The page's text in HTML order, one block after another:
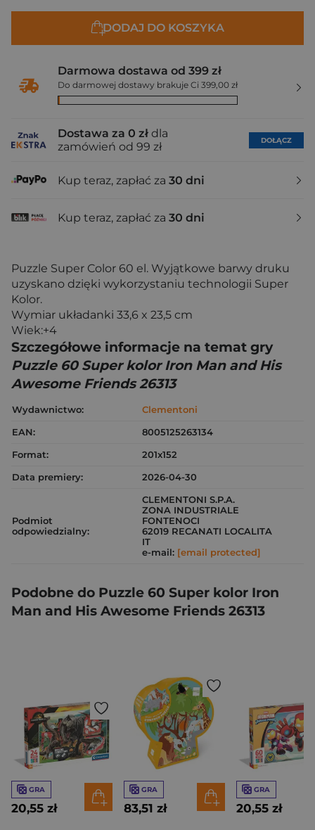
DODAJ DO KOSZYKA
Darmowa dostawa od 399 zł
Do darmowej dostawy brakuje Ci 399,00 zł
Dostawa za 0 zł dla
zamówień od 99 zł
DOŁĄCZ
Kup teraz, zapłać za 30 dni
Kup teraz, zapłać za 30 dni
Puzzle Super Color 60 el. Wyjątkowe barwy druku
uzyskano dzięki wykorzystaniu technologii Super
Kolor.
Wymiar układanki 33,6 x 23,5 cm
Wiek:+4
Szczegółowe informacje na temat gry
Puzzle 60 Super kolor Iron Man and His
Awesome Friends 26313
Wydawnictwo:
Clementoni
EAN:
8005125263134
Format:
201x152
Data premiery:
2026-04-30
Podmiot
odpowiedzialny:
CLEMENTONI S.P.A.
ZONA INDUSTRIALE
FONTENOCI
62019 RECANATI LOCALITA
IT
e-mail: [email protected]
Podobne do Puzzle 60 Super kolor Iron
Man and His Awesome Friends 26313
GRA
20,55 zł
GRA
83,51 zł
GRA
20,55 zł